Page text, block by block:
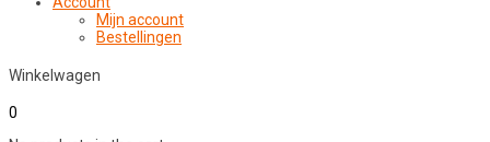
Mijn account
Bestellingen
Winkelwagen
0